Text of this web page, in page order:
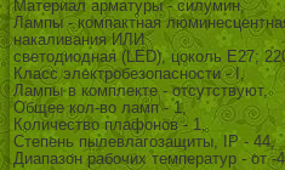
Материал арматуры - силумин,
Лампы - компактная
накаливания ИЛИ
светодиодная (LED), цоколь E27;
Класс электробезопасности - I,
Лампы в комплекте - отсутствуют,
Общее кол-во ламп - 1,
Количество плафонов - 1,
Степень пылевлагозащиты, IP - 44,
Диапазон рабочих температур - от -